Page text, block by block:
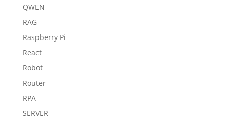
QWEN
RAG
Raspberry Pi
React
Robot
Router
RPA
SERVER